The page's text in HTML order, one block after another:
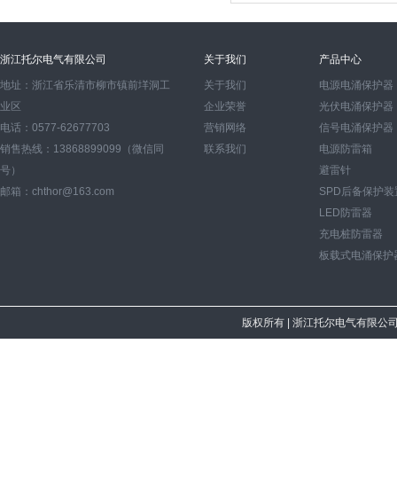
浙江托尔电气有限公司
地址：浙江省乐清市柳市镇前垟洞工
业区
电话：0577-62677703
销售热线：13868899099（微信同
号）
邮箱：chthor@163.com
关于我们
关于我们
企业荣誉
营销网络
联系我们
产品中心
电源电涌保护器
光伏电涌保护器
信号电涌保护器
电源防雷箱
避雷针
SPD后备保护装
LED防雷器
充电桩防雷器
板载式电涌保护
版权所有| 浙江托尔电气有限公